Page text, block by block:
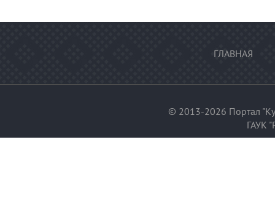
ГЛАВНАЯ
© 2013-2026 Портал
ГАУК